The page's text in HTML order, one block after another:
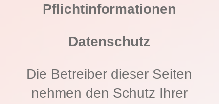
Pflichtinformationen
Datenschutz
Die Betreiber dieser Seiten
nehmen den Schutz Ihrer